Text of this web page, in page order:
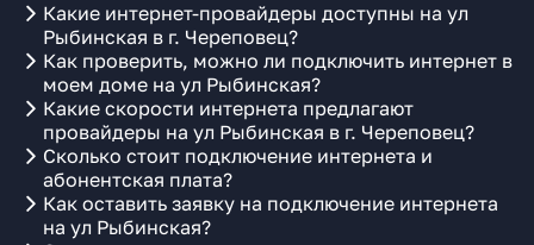
Какие интернет-провайдеры доступны на ул
Рыбинская в г. Череповец?
Как проверить, можно ли подключить интернет в
моем доме на ул Рыбинская?
Какие скорости интернета предлагают
провайдеры на ул Рыбинская в г. Череповец?
Сколько стоит подключение интернета и
абонентская плата?
Как оставить заявку на подключение интернета
на ул Рыбинская?